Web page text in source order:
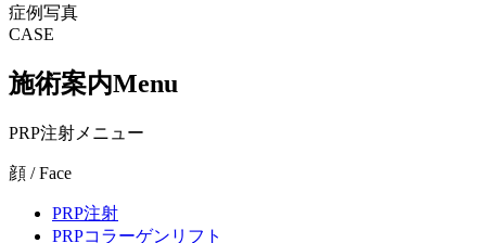
症例写真
CASE
施術案内Menu
PRP注射メニュー
顔 / Face
PRP注射
PRPコラーゲンリフト